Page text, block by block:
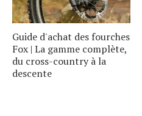
Guide d'achat des fourches
Fox | La gamme complète,
du cross-country à la
descente